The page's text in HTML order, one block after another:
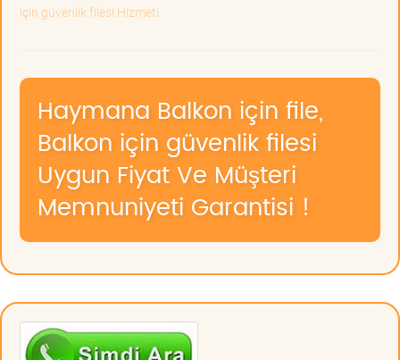
için güvenlik filesi Hizmeti
Haymana Balkon için file,
Balkon için güvenlik filesi
Uygun Fiyat Ve Müşteri
Memnuniyeti Garantisi !